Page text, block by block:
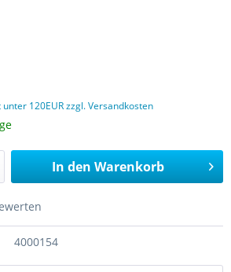
120EUR zzgl. Versandkosten
In den Warenkorb
4000154